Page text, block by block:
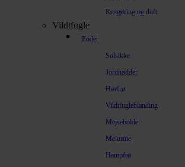
Rengøring og duft
Vildtfugle
Foder
Solsikke
Jordnødder
Hørfrø
Vildtfugleblanding
Mejsebolde
Melorme
Hampfrø